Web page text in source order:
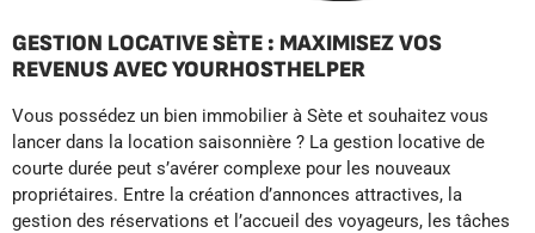
GESTION LOCATIVE SÈTE : MAXIMISEZ VOS
REVENUS AVEC YOURHOSTHELPER
Vous possédez un bien immobilier à Sète et souhaitez vous
lancer dans la location saisonnière ? La gestion locative de
courte durée peut s’avérer complexe pour les nouveaux
propriétaires. Entre la création d’annonces attractives, la
gestion des réservations et l’accueil des voyageurs, les tâches